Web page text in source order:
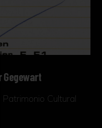
Gegewart
Cultural